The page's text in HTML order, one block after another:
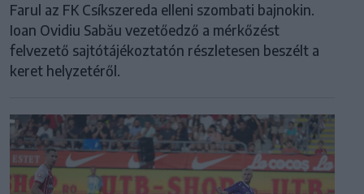
Farul az FK Csíkszereda elleni szombati bajnokin.
Ioan Ovidiu Sabău vezetőedző a mérkőzést
felvezető sajtótájékoztatón részletesen beszélt a
keret helyzetéről.